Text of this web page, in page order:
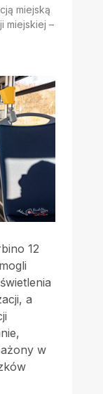
miejską
miejskiej –
12
a
w